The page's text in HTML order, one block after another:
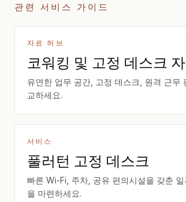
관련 서비스 가이드
자료 허브
코워킹 및 고정 데스크
유연한 업무 공간, 고정 데스크, 원격 근무
교하세요.
서비스
풀러턴 고정 데스크
빠른 Wi-Fi, 주차, 공유 편의시설을 갖춘
을 마련하세요.